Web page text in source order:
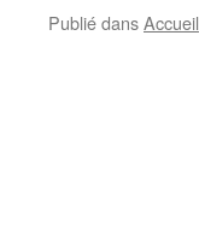
Publié dansAccueil